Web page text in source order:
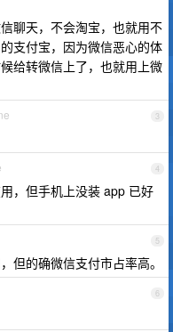
聊天，不会淘宝，也就用不
支付宝，因为微信恶心的体
给转微信上了，也就用上微
3
4
，但手机上没装 app 已好
5
但的确微信支付市占率高。
6